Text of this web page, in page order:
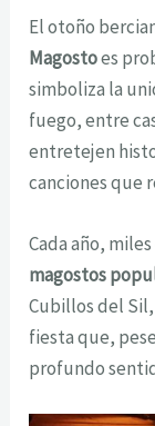
El otoño
Magostoes
simboliza la
fuego, entre
entretejen
canciones que
Cada año,
magostos
Cubillos del Sil,
fiesta que,
profundo